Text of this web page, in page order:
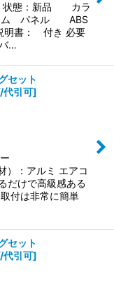
状態：新品 カラ
ム パネル ABS
書： 付き 必要
…
セット
引可]
ー
）：アルミ エアコ
だけで高級感ある
付は非常に簡単
セット
引可]